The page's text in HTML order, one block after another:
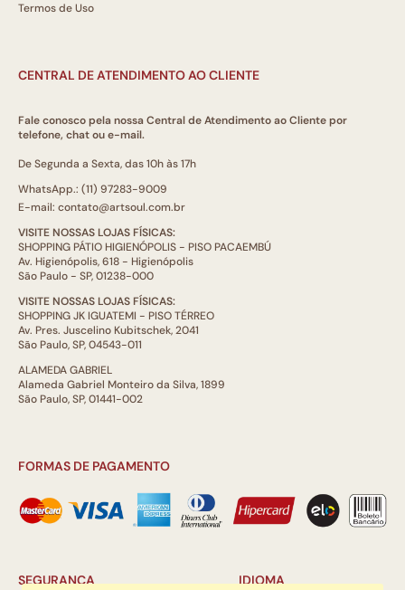
Termos de Uso
CENTRAL DE ATENDIMENTO AO CLIENTE
Fale conosco pela nossa Central de Atendimento ao Cliente por
telefone, chat ou e-mail.
De Segunda a Sexta, das 10h às 17h
WhatsApp.: (11) 97283-9009
E-mail: contato@artsoul.com.br
VISITE NOSSAS LOJAS FÍSICAS:
SHOPPING PÁTIO HIGIENÓPOLIS - PISO PACAEMBÚ
Av. Higienópolis, 618 - Higienópolis
São Paulo - SP, 01238-000
VISITE NOSSAS LOJAS FÍSICAS:
SHOPPING JK IGUATEMI - PISO TÉRREO
Av. Pres. Juscelino Kubitschek, 2041
São Paulo, SP, 04543-011
ALAMEDA GABRIEL
Alameda Gabriel Monteiro da Silva, 1899
São Paulo, SP, 01441-002
FORMAS DE PAGAMENTO
SEGURANÇA IDIOMA